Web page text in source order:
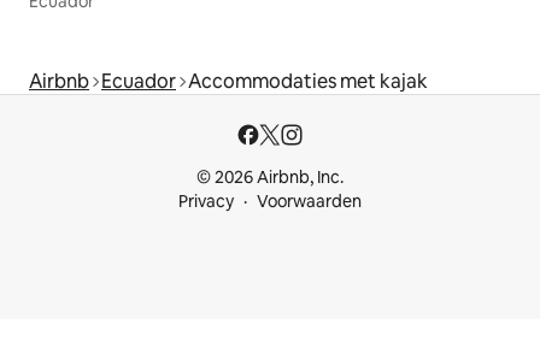
Airbnb Ecuador Accommodaties met kajak
© 2026 Airbnb, Inc.
Privacy
Voorwaarden